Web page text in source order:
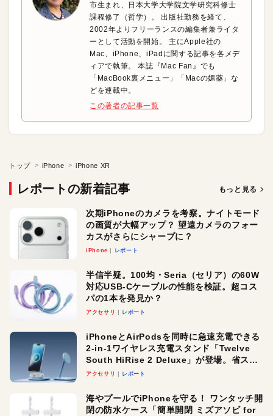
市生まれ、日本大学大学院文学研究科修士
課程修了（哲学）。 出版社勤務を経て、
2002年よりフリーランスの編集者兼ライタ
ーとして活動を開始。 主にApple社の
Mac、iPhone、iPadに関する記事を各メデ
ィアで執筆。 本誌『Mac Fan』でも
「MacBook裏メニュー」「Macの媚薬」な
どを連載中。
この著者の記事一覧
トップ iPhone iPhone XR
レポートの新着記事 もっと見る
次期iPhoneのカメラを考察。ナイトモード
の画質が大幅アップ？ 望遠カメラのフォー
カスがさらにシャープに？
iPhone レポート
半信半疑。100均・Seria（セリア）の60W
対応USB-Cケーブルの性能を検証。超コス
パの1本を発見か？
アクセサリ レポート
iPhoneとAirPodsを同時に急速充電できる
2-in-1ワイヤレス充電スタンド「Twelve
South HiRise 2 Deluxe」が登場。省スペ
ースでおしゃれに充電したい人にオスス
アクセサリ レポート
海やプールでiPhoneを守る！ ワンタッチ開
閉の防水ケース「簡単開閉 ミズアソビ for